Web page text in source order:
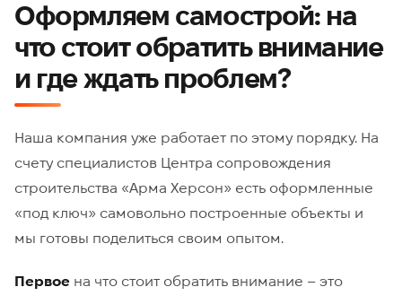
Оформляем самострой: на
что стоит обратить внимание
и где ждать проблем?
Наша компания уже работает по этому порядку. На
счету специалистов Центра сопровождения
строительства «Арма Херсон» есть оформленные
«под ключ» самовольно построенные объекты и
мы готовы поделиться своим опытом.
Первое на что стоит обратить внимание – это